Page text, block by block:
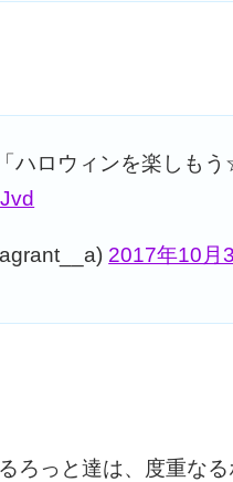
ハロウィンを楽しも
2017年10月
ろっと達は、度重なる